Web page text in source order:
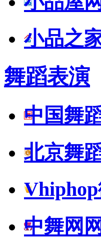
小品之
舞蹈表演
中国舞
北京舞
中舞网